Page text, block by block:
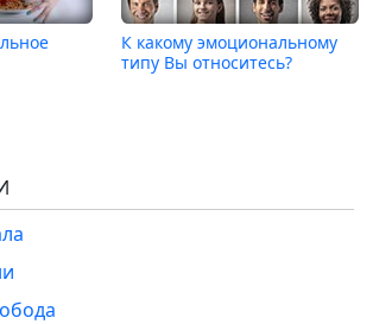
К какому эмоциональному
типу Вы относитесь?